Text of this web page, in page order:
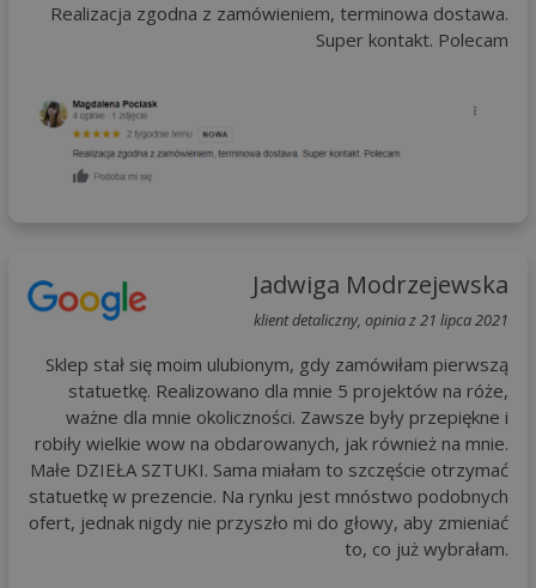
Realizacja zgodna z zamówieniem, terminowa dostawa.
Super kontakt. Polecam
Jadwiga Modrzejewska
klient detaliczny, opinia z 21 lipca 2021
Sklep stał się moim ulubionym, gdy zamówiłam pierwszą
statuetkę. Realizowano dla mnie 5 projektów na róże,
ważne dla mnie okoliczności. Zawsze były przepiękne i
robiły wielkie wow na obdarowanych, jak również na mnie.
Małe DZIEŁA SZTUKI. Sama miałam to szczęście otrzymać
statuetkę w prezencie. Na rynku jest mnóstwo podobnych
ofert, jednak nigdy nie przyszło mi do głowy, aby zmieniać
to, co już wybrałam.